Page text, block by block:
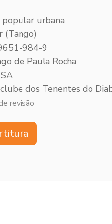
popular urbana
(Tango)
984-9
de Paula Rocha
dos Tenentes do
revisão